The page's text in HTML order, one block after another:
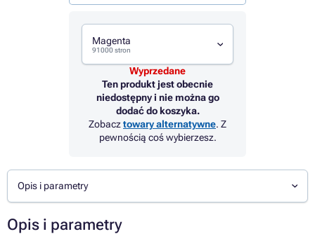
Magenta
91000 stron
Wyprzedane
Ten produkt jest obecnie
niedostępny i nie można go
dodać do koszyka.
Zobacztowary alternatywne. Z
pewnością coś wybierzesz.
Opis i parametry
Opis i parametry